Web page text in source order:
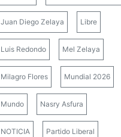
Juan Diego Zelaya Libre
Luis Redondo Mel Zelaya
Milagro Flores Mundial 2026
Mundo Nasry Asfura
NOTICIA Partido Liberal